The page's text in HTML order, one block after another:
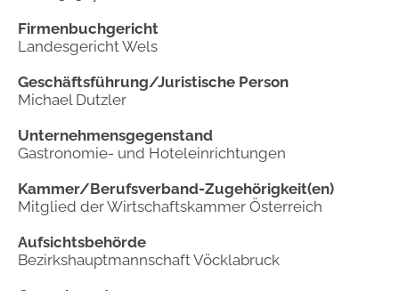
Firmenbuchgericht
Landesgericht Wels
Geschäftsführung/Juristische Person
Michael Dutzler
Unternehmensgegenstand
Gastronomie- und Hoteleinrichtungen
Kammer/Berufsverband-Zugehörigkeit(en)
Mitglied der Wirtschaftskammer Österreich
Aufsichtsbehörde
Bezirkshauptmannschaft Vöcklabruck